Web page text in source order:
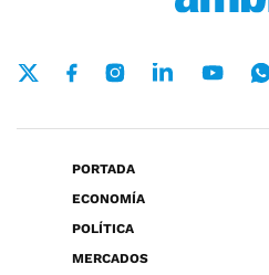
PORTADA
ECONOMÍA
POLÍTICA
MERCADOS